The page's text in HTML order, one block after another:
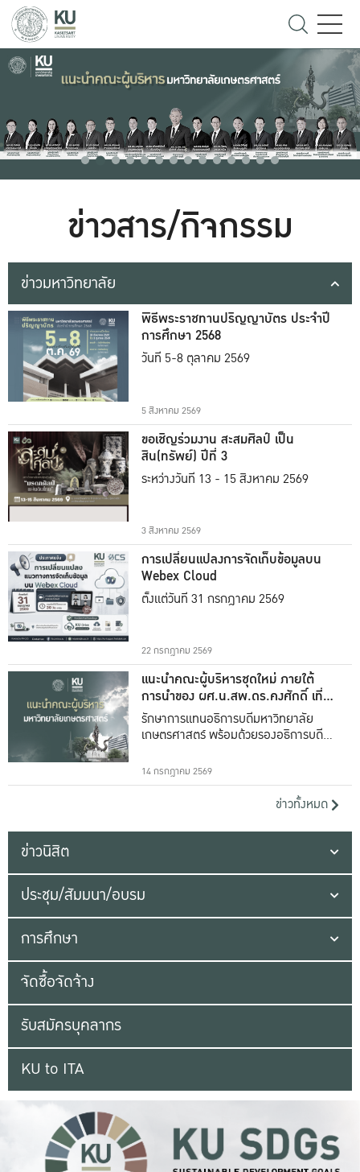
ข่าวสาร/กิจกรรม
ข่าวมหาวิทยาลัย
พิธีพระราชทานปริญญาบัตร ประจำปี
การศึกษา 2568
วันที่ 5-8 ตุลาคม 2569
5 สิงหาคม 2569
ขอเชิญร่วมงาน สะสมศิลป์ เป็น
สิน(ทรัพย์) ปีที่ 3
ระหว่างวันที่ 13 - 15 สิงหาคม 2569
3 สิงหาคม 2569
การเปลี่ยนแปลงการจัดเก็บข้อมูลบน
Webex Cloud
ตั้งแต่วันที่ 31 กรกฎาคม 2569
22 กรกฎาคม 2569
แนะนำคณะผู้บริหารชุดใหม่ ภายใต้
การนำของ ผศ.น.สพ.ดร.คงศักดิ์ เที่ยง
ธรรม
รักษาการแทนอธิการบดีมหาวิทยาลัย
เกษตรศาสตร์ พร้อมด้วยรองอธิการบดีทั้ง
14 กรกฎาคม 2569
ข่าวทั้งหมด
ข่าวนิสิต
ประชุม/สัมมนา/อบรม
การศึกษา
จัดซื้อจัดจ้าง
รับสมัครบุคลากร
KU to ITA